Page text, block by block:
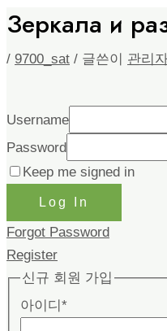
Зеркала и
/ 9700_sat / 글쓴이 관리
Username
Password
Keep me signed in
Log In
Forgot Password
Register
신규 회원 가입
아이디*